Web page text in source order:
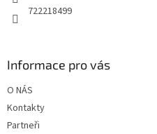
722218499
Informace pro vás
O NÁS
Kontakty
Partneři